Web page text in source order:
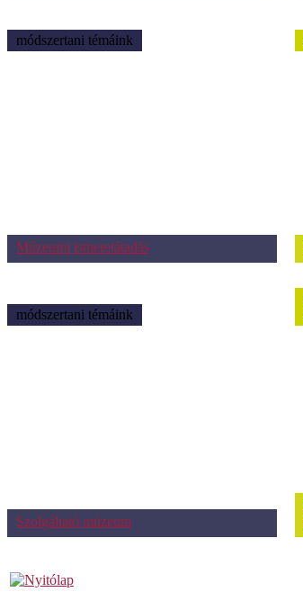
módszertani témáink
Múzeumi ismeretátadás
módszertani témáink
Szolgáltató múzeum